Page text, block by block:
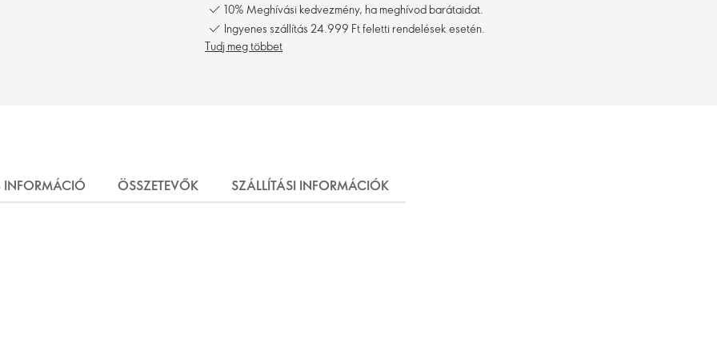
10% Meghívási kedvezmény, ha meghívod barátaidat.
Ingyenes szállítás 24.999 Ft feletti rendelések esetén.
Tudj meg többet
INFORMÁCIÓ ÖSSZETEVŐK SZÁLLÍTÁSI INFORMÁCIÓK